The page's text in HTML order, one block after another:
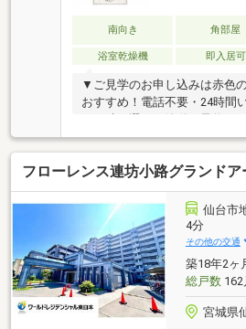
南向き 角部屋
浴室乾燥機
即入居可
▼ご見学のお申し込みは赤色
おすすめ！電話不要・24時間
仕事帰りの見学もお気軽にご
設備》・駐車場／空き状況要
場・エレベーター・防犯カメ
容》２０２６年３月下旬完了
ロス貼替・ユニットバス交換
粧台交換・トイレ交換・建具
スクリーニング▼LINEでも見
内が可能です！ID:@e-
フローレンス連坊小路グランドア
仙台市
4分
その他の交通
築18年2ヶ
総戸数162
宮城県